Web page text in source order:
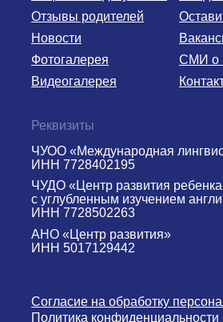
ЧУДО «Центр развития ребенка
с углубленным изучением
ИНН 7728502263
АНО «Центр развития»
ИНН 5017129442
ЧУОО «Международная
ИНН 7728402195
Реквизиты
Новости
Видеогалерея
Фотогалерея
Отзывы родителей
СМИ о
Согласие на обработку
Политика конфиденциальности